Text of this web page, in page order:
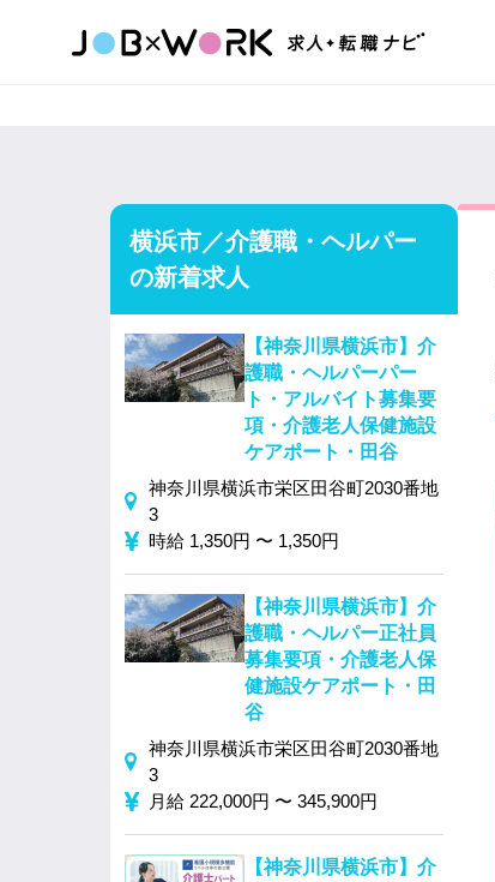
横浜市／介護職・ヘルパー
の新着求人
【神奈川県横浜市】介
護職・ヘルパーパー
ト・アルバイト募集要
項・介護老人保健施設
ケアポート・田谷
神奈川県横浜市栄区田谷町2030番地
3
時給 1,350円 〜 1,350円
【神奈川県横浜市】介
護職・ヘルパー正社員
募集要項・介護老人保
健施設ケアポート・田
谷
神奈川県横浜市栄区田谷町2030番地
3
月給 222,000円 〜 345,900円
【神奈川県横浜市】介